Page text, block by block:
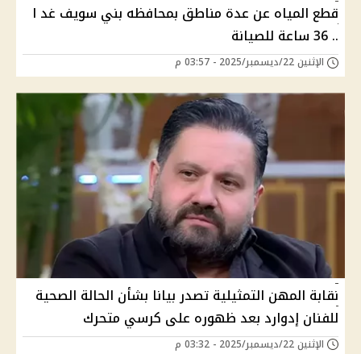
قطع المياه عن عدة مناطق بمحافظه بني سويف غد ا
.. 36 ساعة للصيانة
الإثنين 22/ديسمبر/2025 - 03:57 م
نقابة المهن التمثيلية تصدر بيانا بشأن الحالة الصحية
للفنان إدوارد بعد ظهوره على كرسي متحرك
الإثنين 22/ديسمبر/2025 - 03:32 م